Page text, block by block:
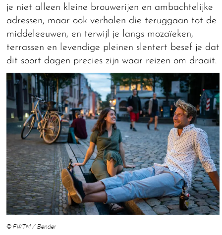
je niet alleen kleine brouwerijen en ambachtelijke
adressen, maar ook verhalen die teruggaan tot de
middeleeuwen, en terwijl je langs mozaïeken,
terrassen en levendige pleinen slentert besef je dat
dit soort dagen precies zijn waar reizen om draait.
© FWTM / Bender